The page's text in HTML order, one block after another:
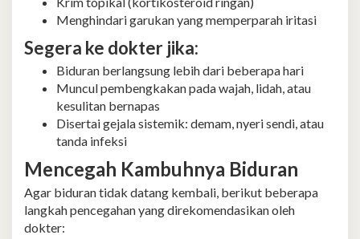
Menghindari garukan yang memperparah iritasi
Segera ke dokter jika:
Biduran berlangsung lebih dari beberapa hari
Muncul pembengkakan pada wajah, lidah, atau
kesulitan bernapas
Disertai gejala sistemik: demam, nyeri sendi, atau
tanda infeksi
Mencegah Kambuhnya Biduran
Agar biduran tidak datang kembali, berikut beberapa
langkah pencegahan yang direkomendasikan oleh
dokter: